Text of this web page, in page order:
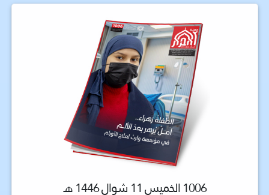
1006 الخميس 11 شوال 1446 هـ